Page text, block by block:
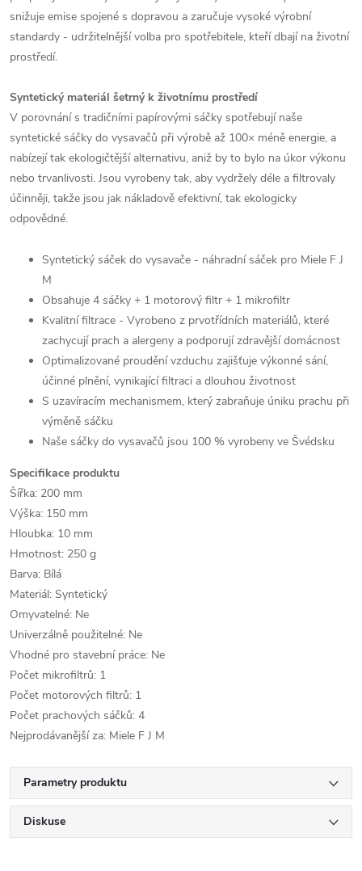
snižuje emise spojené s dopravou a zaručuje vysoké výrobní
standardy - udržitelnější volba pro spotřebitele, kteří dbají na životní
prostředí.
Syntetický materiál šetrný k životnímu prostředí
V porovnání s tradičními papírovými sáčky spotřebují naše
syntetické sáčky do vysavačů při výrobě až 100× méně energie, a
nabízejí tak ekologičtější alternativu, aniž by to bylo na úkor výkonu
nebo trvanlivosti. Jsou vyrobeny tak, aby vydržely déle a filtrovaly
účinněji, takže jsou jak nákladově efektivní, tak ekologicky
odpovědné.
Syntetický sáček do vysavače - náhradní sáček pro Miele F J
M
Obsahuje 4 sáčky + 1 motorový filtr + 1 mikrofiltr
Kvalitní filtrace - Vyrobeno z prvotřídních materiálů, které
zachycují prach a alergeny a podporují zdravější domácnost
Optimalizované proudění vzduchu zajišťuje výkonné sání,
účinné plnění, vynikající filtraci a dlouhou životnost
S uzavíracím mechanismem, který zabraňuje úniku prachu při
výměně sáčku
Naše sáčky do vysavačů jsou 100 % vyrobeny ve Švédsku
Specifikace produktu
Šířka: 200 mm
Výška: 150 mm
Hloubka: 10 mm
Hmotnost: 250 g
Barva: Bílá
Materiál: Syntetický
Omyvatelné: Ne
Univerzálně použitelné: Ne
Vhodné pro stavební práce: Ne
Počet mikrofiltrů: 1
Počet motorových filtrů: 1
Počet prachových sáčků: 4
Nejprodávanější za: Miele F J M
Parametry produktu
Diskuse